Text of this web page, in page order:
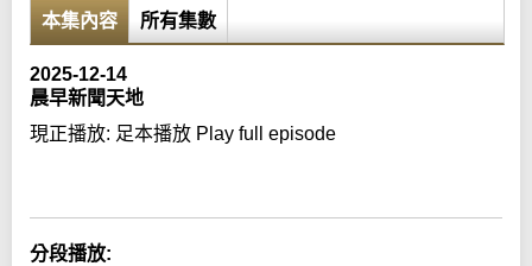
本集內容 所有集數
2025-12-14
晨早新聞天地
現正播放: 足本播放 Play full episode
分段播放: